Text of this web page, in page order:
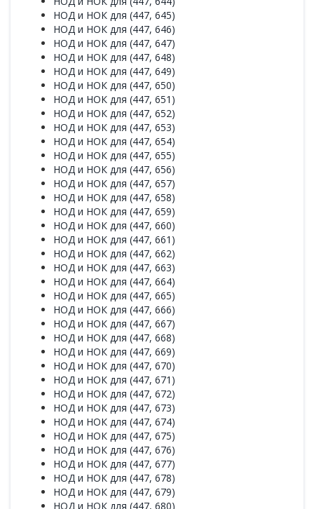
НОД и НОК для (447, 645)
НОД и НОК для (447, 646)
НОД и НОК для (447, 647)
НОД и НОК для (447, 648)
НОД и НОК для (447, 649)
НОД и НОК для (447, 650)
НОД и НОК для (447, 651)
НОД и НОК для (447, 652)
НОД и НОК для (447, 653)
НОД и НОК для (447, 654)
НОД и НОК для (447, 655)
НОД и НОК для (447, 656)
НОД и НОК для (447, 657)
НОД и НОК для (447, 658)
НОД и НОК для (447, 659)
НОД и НОК для (447, 660)
НОД и НОК для (447, 661)
НОД и НОК для (447, 662)
НОД и НОК для (447, 663)
НОД и НОК для (447, 664)
НОД и НОК для (447, 665)
НОД и НОК для (447, 666)
НОД и НОК для (447, 667)
НОД и НОК для (447, 668)
НОД и НОК для (447, 669)
НОД и НОК для (447, 670)
НОД и НОК для (447, 671)
НОД и НОК для (447, 672)
НОД и НОК для (447, 673)
НОД и НОК для (447, 674)
НОД и НОК для (447, 675)
НОД и НОК для (447, 676)
НОД и НОК для (447, 677)
НОД и НОК для (447, 678)
НОД и НОК для (447, 679)
НОД и НОК для (447, 680)